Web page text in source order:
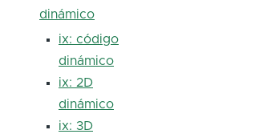
dinámico
ix: código
dinámico
ix: 2D
dinámico
ix: 3D